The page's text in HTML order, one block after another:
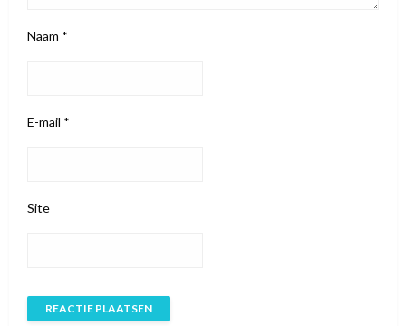
Naam *
E-mail *
Site